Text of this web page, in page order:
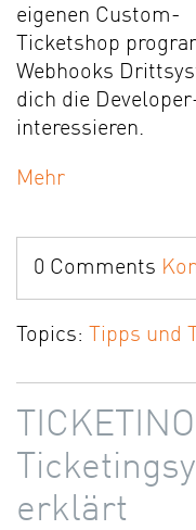
eigenen Custom-
Ticketshop
Webhooks
dich die
interessieren.
Mehr
0 Comments
Topics: Tipps und
erklärt